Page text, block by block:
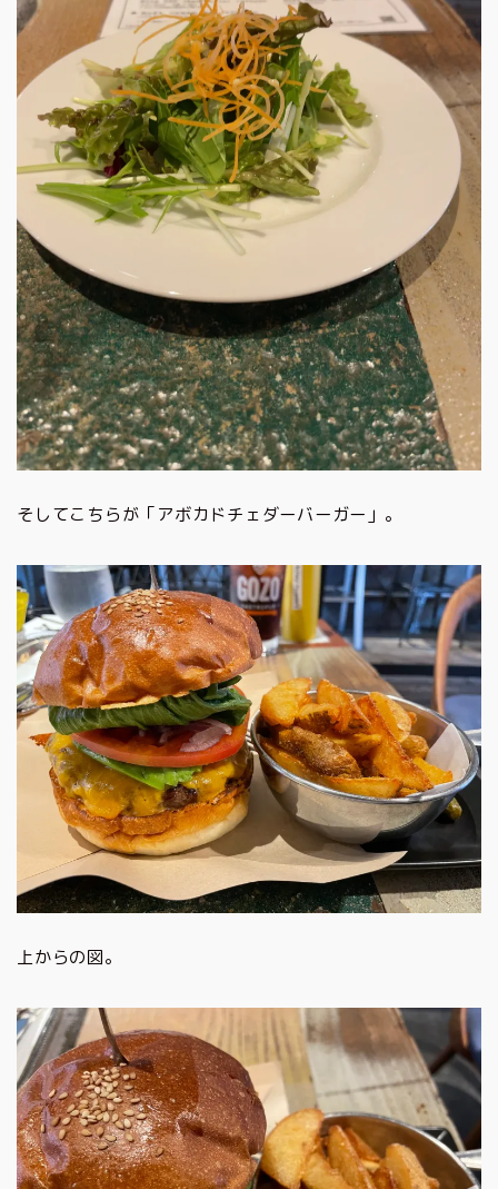
そしてこちらが「アボカドチェダーバーガー」。
上からの図。